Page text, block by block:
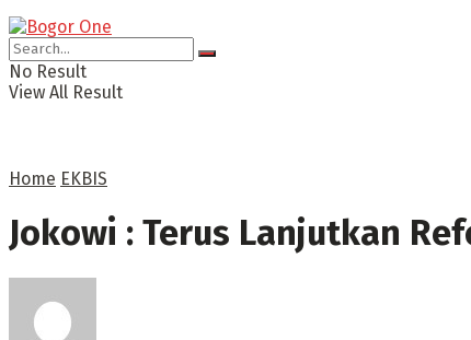
No Result
View All Result
Home EKBIS
Jokowi : Terus Lanjutkan